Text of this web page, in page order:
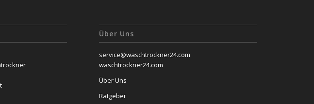
Über Uns
service@waschtrockner24.com
waschtrockner24.com
Über Uns
Ratgeber